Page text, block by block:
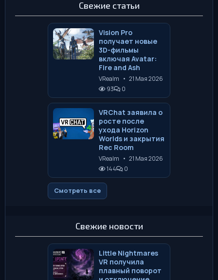
Свежие статьи
Vision Pro
получает новые
3D-фильмы
включая Avatar:
Fire and Ash
VRealm • 21 Мая 2026
93
0
VRChat заявила о
росте после
ухода Horizon
Worlds и закрытия
Rec Room
VRealm • 21 Мая 2026
144
0
Смотреть все
Свежие новости
Little Nightmares
VR получила
плавный поворот